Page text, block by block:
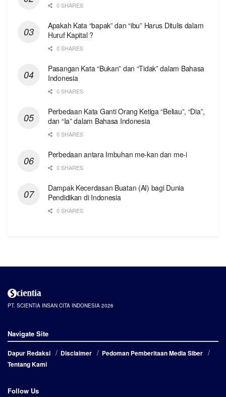
0 SHARES
Apakah Kata “bapak” dan “ibu” Harus Ditulis dalam
Huruf Kapital ?
0 SHARES
Pasangan Kata “Bukan” dan “Tidak” dalam Bahasa
Indonesia
0 SHARES
Perbedaan Kata Ganti Orang Ketiga “Beliau”, “Dia”,
dan “Ia” dalam Bahasa Indonesia
0 SHARES
Perbedaan antara Imbuhan me-kan dan me-i
0 SHARES
Dampak Kecerdasan Buatan (AI) bagi Dunia
Pendidikan di Indonesia
0 SHARES
PT. SCIENTIA INSAN CITA INDONESIA 2026
Navigate Site
Dapur Redaksi Disclaimer
Pedoman Pemberitaan Media Siber
Tentang Kami
Follow Us